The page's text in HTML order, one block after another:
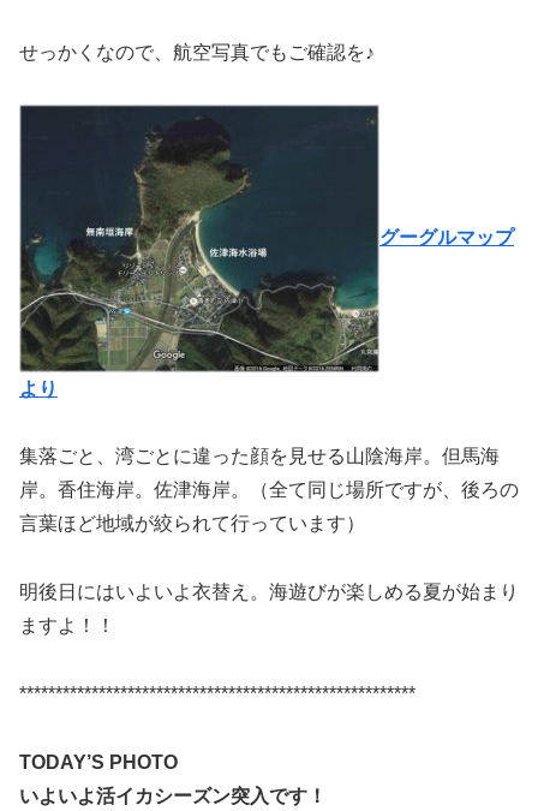
せっかくなので、航空写真でもご確認を♪
グーグルマップ
より
集落ごと、湾ごとに違った顔を見せる山陰海岸。但馬海
岸。香住海岸。佐津海岸。（全て同じ場所ですが、後ろの
言葉ほど地域が絞られて行っています）
明後日にはいよいよ衣替え。海遊びが楽しめる夏が始まり
ますよ！！
*******************************************************
TODAY’S PHOTO
いよいよ活イカシーズン突入です！